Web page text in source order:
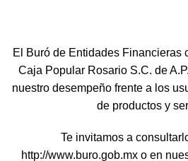
El Buró de Entidades Financieras
Caja Popular Rosario S.C. de
nuestro desempeño frente a los
de productos y
Te invitamos a
http://www.buro.gob.mx o en